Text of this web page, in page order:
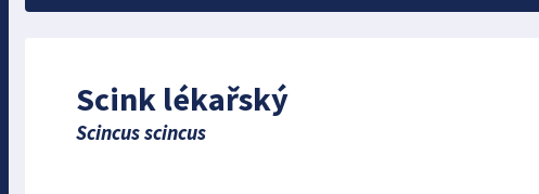
Scink lékařský
Scincus scincus